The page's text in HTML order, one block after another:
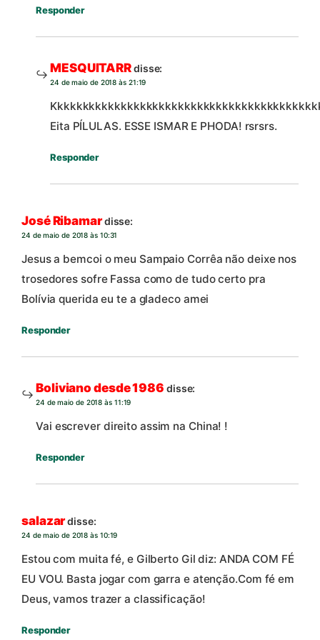
Responder
MESQUITARRdisse:
24 de maio de 2018 às 21:19
Eita PÍLULAS. ESSE ISMAR E PHODA! rsrsrs.
Responder
José Ribamardisse:
24 de maio de 2018 às 10:31
Jesus a bemcoi o meu Sampaio Corrêa não deixe nos
trosedores sofre Fassa como de tudo certo pra
Bolívia querida eu te a gladeco amei
Responder
Boliviano desde 1986 disse:
24 de maio de 2018 às 11:19
Vai escrever direito assim na China! !
Responder
salazardisse:
24 de maio de 2018 às 10:19
Estou com muita fé, e Gilberto Gil diz: ANDA COM FÉ
EU VOU. Basta jogar com garra e atenção.Com fé em
Deus, vamos trazer a classificação!
Responder